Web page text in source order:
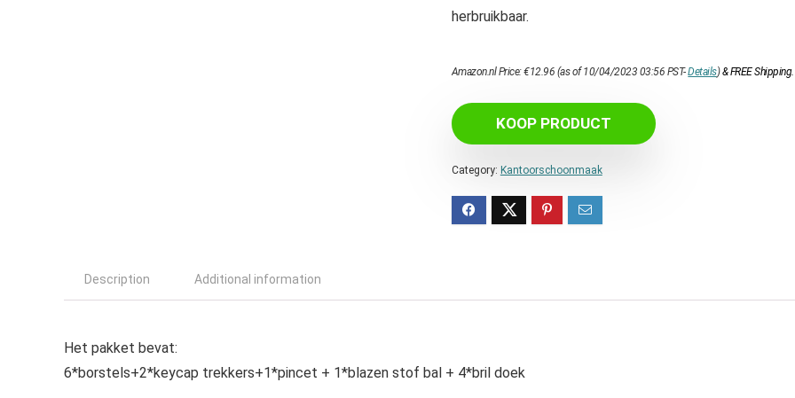
herbruikbaar.
Amazon.nl Price:€12.96 (as of 10/04/2023 03:56 PST-Details)&FREE Shipping.
KOOP PRODUCT
Category: Kantoorschoonmaak
Description Additional information
Het pakket bevat:
6*borstels+2*keycap trekkers+1*pincet + 1*blazen stof bal + 4*bril doek